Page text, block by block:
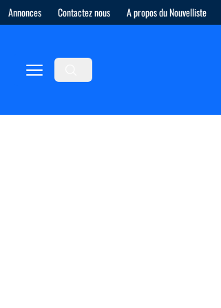
Annonces Contactez nous A propos du Nouvelliste